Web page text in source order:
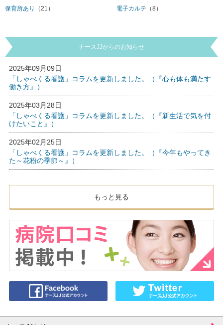
保育所あり （21） 電子カルテ （8）
ナースJJからのお知らせ
2025年09月09日
「しゃべくる看護」コラムを更新しました。（『心も体も満たす
働き方』）
2025年03月28日
「しゃべくる看護」コラムを更新しました。（『新生活で気を付
けたいこと』）
2025年02月25日
「しゃべくる看護」コラムを更新しました。（『今年もやってき
た～花粉の季節～』）
もっと見る